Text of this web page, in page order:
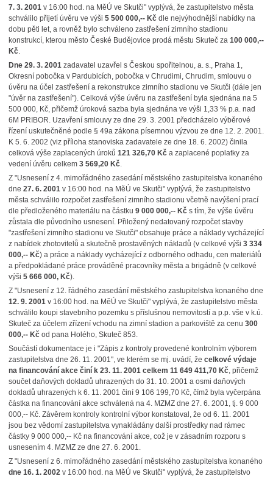
7. 3. 2001v 16:00 hod. na MěÚ ve Skutči" vyplývá, že zastupitelstvo města
schválilo přijetí úvěru ve výši 5 500 000,-- Kčdle nejvýhodnější nabídky na
dobu pěti let, a rovněž bylo schváleno zastřešení zimního stadionu
konstrukcí, kterou město České Budějovice prodá městu Skuteč za 100 000,--
Kč.
Dne 29. 3. 2001zadavatel uzavřel s Českou spořitelnou, a. s., Praha 1,
Okresní pobočka v Pardubicích, pobočka v Chrudimi, Chrudim, smlouvu o
úvěru na účel zastřešení a rekonstrukce zimního stadionu ve Skutči (dále jen
"úvěr na zastřešení"). Celková výše úvěru na zastřešení byla sjednána na 5
500 000, Kč, přičemž úroková sazba byla sjednána ve výši 1,33 % p.a. nad
6M PRIBOR. Uzavření smlouvy ze dne 29. 3. 2001 předcházelo výběrové
řízení uskutečněné podle § 49a zákona písemnou výzvou ze dne 12. 2. 2001.
K 5. 6. 2002 (viz příloha stanoviska zadavatele ze dne 18. 6. 2002) činila
celková výše zaplacených úroků 121 326,70 Kča zaplacené poplatky za
vedení úvěru celkem 3 569,20 Kč.
Z "Usnesení z 4. mimořádného zasedání městského zastupitelstva konaného
dne 27. 6. 2001v 16:00 hod. na MěÚ ve Skutči" vyplývá, že zastupitelstvo
města schválilo rozpočet zastřešení zimního stadionu včetně navýšení prací
dle předloženého materiálu na částku 9 000 000,-- Kčs tím, že výše úvěru
zůstala dle původního usnesení. Přiložený nedatovaný rozpočet stavby
"zastřešení zimního stadionu ve Skutči" obsahuje práce a náklady vycházející
z nabídek zhotovitelů a skutečně prostavěných nákladů (v celkové výši 3 334
000,-- Kč) a práce a náklady vycházející z odborného odhadu, cen materiálů
a předpokládané práce prováděné pracovníky města a brigádně (v celkové
výši 5 666 000, Kč).
Z "Usnesení z 12. řádného zasedání městského zastupitelstva konaného dne
12. 9. 2001v 16:00 hod. na MěÚ ve Skutči" vyplývá, že zastupitelstvo města
schválilo koupi stavebního pozemku s příslušnou nemovitostí a p.p. vše v k.ú.
Skuteč za účelem zřízení vchodu na zimní stadion a parkoviště za cenu 300
000,-- Kčod pana Holého, Skuteč 853.
Součástí dokumentace je i "Zápis z kontroly provedené kontrolním výborem
zastupitelstva dne 26. 11. 2001", ve kterém se mj. uvádí, že celkové výdaje
na financování akce činí k 23. 11. 2001 celkem 11 649 411,70 Kč, přičemž
součet daňových dokladů uhrazených do 31. 10. 2001 a osmi daňových
dokladů uhrazených k 6. 11. 2001 činí 9 106 199,70 Kč, čímž byla vyčerpána
částka na financování akce schválená na 4. MZMZ dne 27. 6. 2001, tj. 9 000
000,-- Kč. Závěrem kontroly kontrolní výbor konstatoval, že od 6. 11. 2001
jsou bez vědomí zastupitelstva vynakládány další prostředky nad rámec
částky 9 000 000,-- Kč na financování akce, což je v zásadním rozporu s
usnesením 4. MZMZ ze dne 27. 6. 2001.
Z "Usnesení z 6. mimořádného zasedání městského zastupitelstva konaného
dne 16. 1. 2002v 16:00 hod. na MěÚ ve Skutči" vyplývá, že zastupitelstvo